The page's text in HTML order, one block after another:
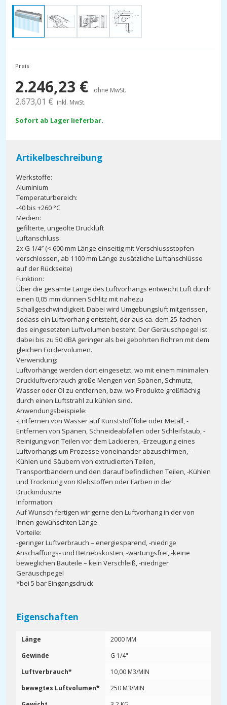
Preis
2.246,23 € ohne MwSt.
2.673,01 € inkl. MwSt.
Sofort ab Lager lieferbar.
Artikelbeschreibung
Werkstoffe:
Aluminium
Temperaturbereich:
-40 bis +260 °C
Medien:
gefilterte, ungeölte Druckluft
Luftanschluss:
2x G 1/4″ (< 600 mm Länge einseitig mit Verschlussstopfen
verschlossen, ab 1100 mm Länge zusätzliche Luftanschlüsse
auf der Rückseite)
Funktion:
Über die gesamte Länge des Luftvorhangs entweicht Luft durch
einen 0,05 mm dünnen Schlitz mit nahezu
Schallgeschwindigkeit. Dabei wird Umgebungsluft mitgerissen,
sodass ein Luftvorhang entsteht, der aus ca. dem 25-fachen
des eingesetzten Luftvolumen besteht. Der Geräuschpegel ist
dabei bis zu 50 dBA geringer als bei gebohrten Rohren mit dem
gleichen Fördervolumen.
Verwendung:
Luftvorhänge werden dort eingesetzt, wo mit einem minimalen
Druckluftverbrauch große Mengen von Spänen, Schmutz,
Wasser oder Öl zu entfernen, bzw. wo Produkte großflächig
durch einen Luftstrahl zu kühlen sind.
Anwendungsbeispiele:
-Entfernen von Wasser auf Kunststofffolie oder Metall, -
Entfernen von Spänen, Schneideabfällen oder Schleifstaub, -
Reinigung von Teilen vor dem Lackieren, -Erzeugung eines
Luftvorhangs um Prozesse voneinander abzuschirmen, -
Kühlen und Säubern von extrudierten Teilen,
Transportbändern und den darauf befindlichen Teilen, -Kühlen
und Trocknung von Klebstoffen oder Farben in der
Druckindustrie
Information:
Auf Wunsch fertigen wir gerne den Luftvorhang in der von
Ihnen gewünschten Länge.
Vorteile:
-geringer Luftverbrauch – energiesparend, -niedrige
Anschaffungs- und Betriebskosten, -wartungsfrei, -keine
beweglichen Bauteile – kein Verschleiß, -niedriger
Geräuschpegel
*bei 5 bar Eingangsdruck
Eigenschaften
Länge
2000 MM
Gewinde
G 1/4"
Luftverbrauch*
10,00 M3/MIN
bewegtes Luftvolumen*
250 M3/MIN